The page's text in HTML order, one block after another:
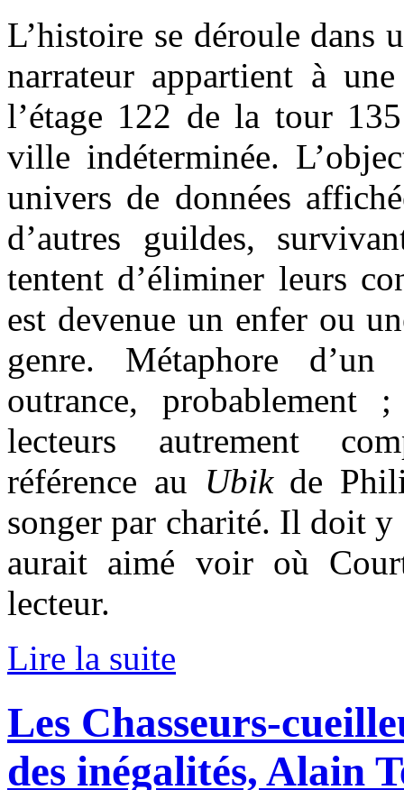
L’histoire se déroule dans
narrateur appartient à
l’étage 122 de la tour
ville indéterminée.
univers de données
d’autres guildes,
tentent d’éliminer leurs
est devenue un enfer ou
genre. Métaphore d’un
outrance, probablement
lecteurs autrement
référence au Ubikde
songer par charité. Il doit
aurait aimé voir où
lecteur.
Lire la suite
Les Chasseurs-
des inégalités, Alain